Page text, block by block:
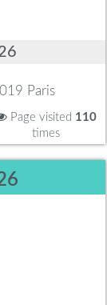
Paris
Page visited 110
times